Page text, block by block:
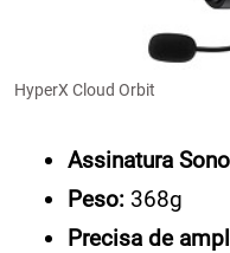
HyperX Cloud Orbit
Assinatura
Peso: 368g
Precisa de